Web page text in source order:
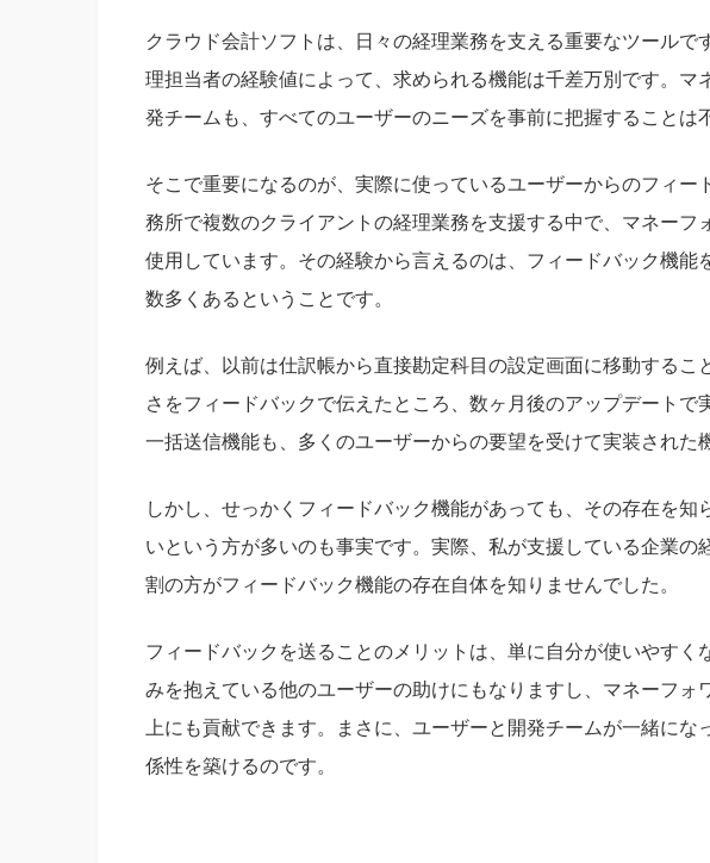
クラウド会計ソフトは、日々の経理業務を支える重要なツールで
理担当者の経験値によって、求められる機能は千差万別です。マ
発チームも、すべてのユーザーのニーズを事前に把握することは
そこで重要になるのが、実際に使っているユーザーからのフィー
務所で複数のクライアントの経理業務を支援する中で、マネーフ
使用しています。その経験から言えるのは、フィードバック機能
数多くあるということです。
例えば、以前は仕訳帳から直接勘定科目の設定画面に移動するこ
さをフィードバックで伝えたところ、数ヶ月後のアップデートで
一括送信機能も、多くのユーザーからの要望を受けて実装された
しかし、せっかくフィードバック機能があっても、その存在を知
いという方が多いのも事実です。実際、私が支援している企業の
割の方がフィードバック機能の存在自体を知りませんでした。
フィードバックを送ることのメリットは、単に自分が使いやすく
みを抱えている他のユーザーの助けにもなりますし、マネーフォ
上にも貢献できます。まさに、ユーザーと開発チームが一緒にな
係性を築けるのです。